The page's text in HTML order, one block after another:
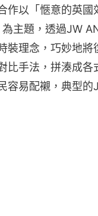
作以「愜意的英
主題，透過JW
裝理念，巧妙地
比手法，拼湊成
容易配襯，典型的